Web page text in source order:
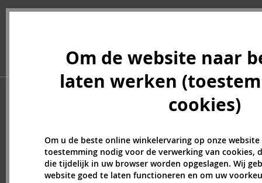
David Yurman (2)
Dermacol (16)
Desigual (4)
Diptyque (30)
Dsquared2 (36)
Ducati (2)
Dunhill (42)
Om de website naar
laten werken
cookies)
Om u de beste online winkelervaring op onze
toestemming nodig voor de verwerking van cookies,
die tijdelijk in uw browser worden opgeslagen. Wij
website goed te laten functioneren en om uw